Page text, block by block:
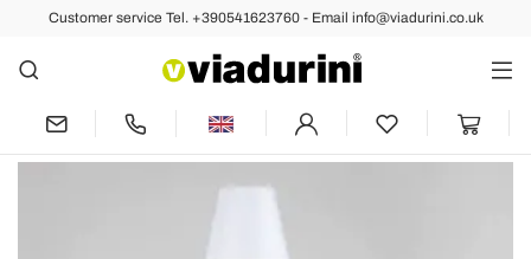
Customer service Tel. +390541623760 - Email info@viadurini.co.uk
Back Previous Next
Design Floor Lamp in Steel, Ash and
Brass Made in Italy - Pitulla